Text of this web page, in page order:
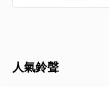
人氣鈴聲